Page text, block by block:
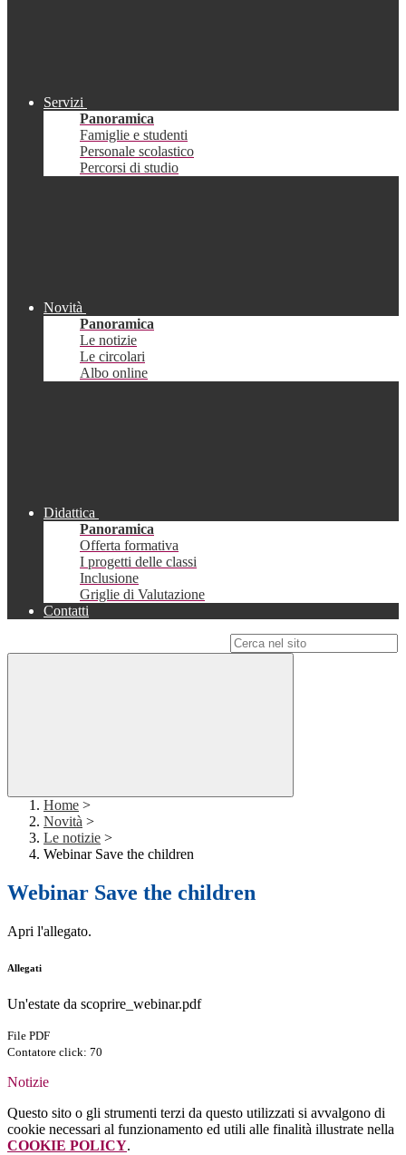
Servizi
Panoramica
Famiglie e studenti
Personale scolastico
Percorsi di studio
Novità
Panoramica
Le notizie
Le circolari
Albo online
Didattica
Panoramica
Offerta formativa
I progetti delle classi
Inclusione
Griglie di Valutazione
Contatti
Home >
Novità >
Le notizie >
Webinar Save the children
Webinar Save the children
Apri l'allegato.
Allegati
Un'estate da scoprire_webinar.pdf
File PDF
Contatore click: 70
Notizie
Questo sito o gli strumenti terzi da questo utilizzati si avvalgono di
cookie necessari al funzionamento ed utili alle finalità illustrate nella
COOKIE POLICY.